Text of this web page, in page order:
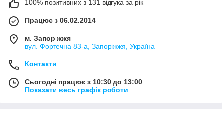
100% позитивних з 131 відгука за рік
Працює з 06.02.2014
м. Запоріжжя
вул. Фортечна 83-а, Запоріжжя, Україна
Контакти
Сьогодні працює з 10:30 до 13:00
Показати весь графік роботи